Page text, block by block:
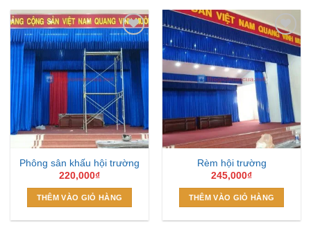
Add to
Wishlist
Phông sân khấu hội trường
220,000₫
THÊM VÀO GIỎ HÀNG
Add to
Wishlist
Rèm hội trường
245,000₫
THÊM VÀO GIỎ HÀNG